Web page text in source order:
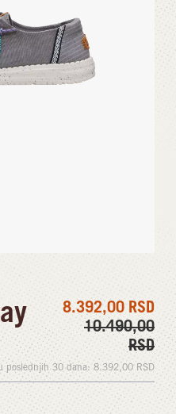
8.392,00 RSD
10.490,00
RSD
poslednjih 30 dana:8.392,00 RSD